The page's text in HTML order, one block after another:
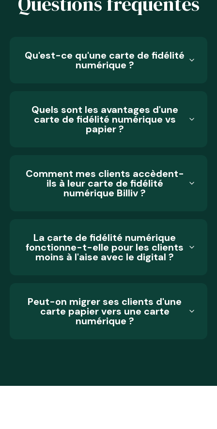
Qu'est-ce qu'une carte de fidélité
numérique ?
Quels sont les avantages d'une
carte de fidélité numérique vs
papier ?
Comment mes clients accèdent-
ils à leur carte de fidélité
numérique Billiv ?
La carte de fidélité numérique
fonctionne-t-elle pour les clients
moins à l'aise avec le digital ?
Peut-on migrer ses clients d'une
carte papier vers une carte
numérique ?